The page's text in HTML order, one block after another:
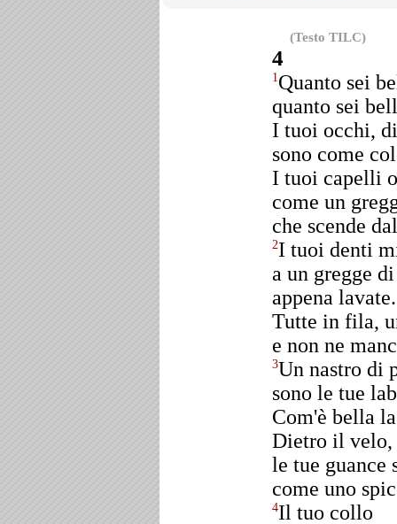
(Testo TILC)
4
1Quanto sei
quanto sei
I tuoi occhi,
sono come
I tuoi capelli
come un
che scende
2I tuoi denti
a un gregge
appena lavate.
Tutte in fila,
e non ne
3Un nastro di
sono le tue
Com'è bella
Dietro il velo,
le tue guance
come uno
4Il tuo collo